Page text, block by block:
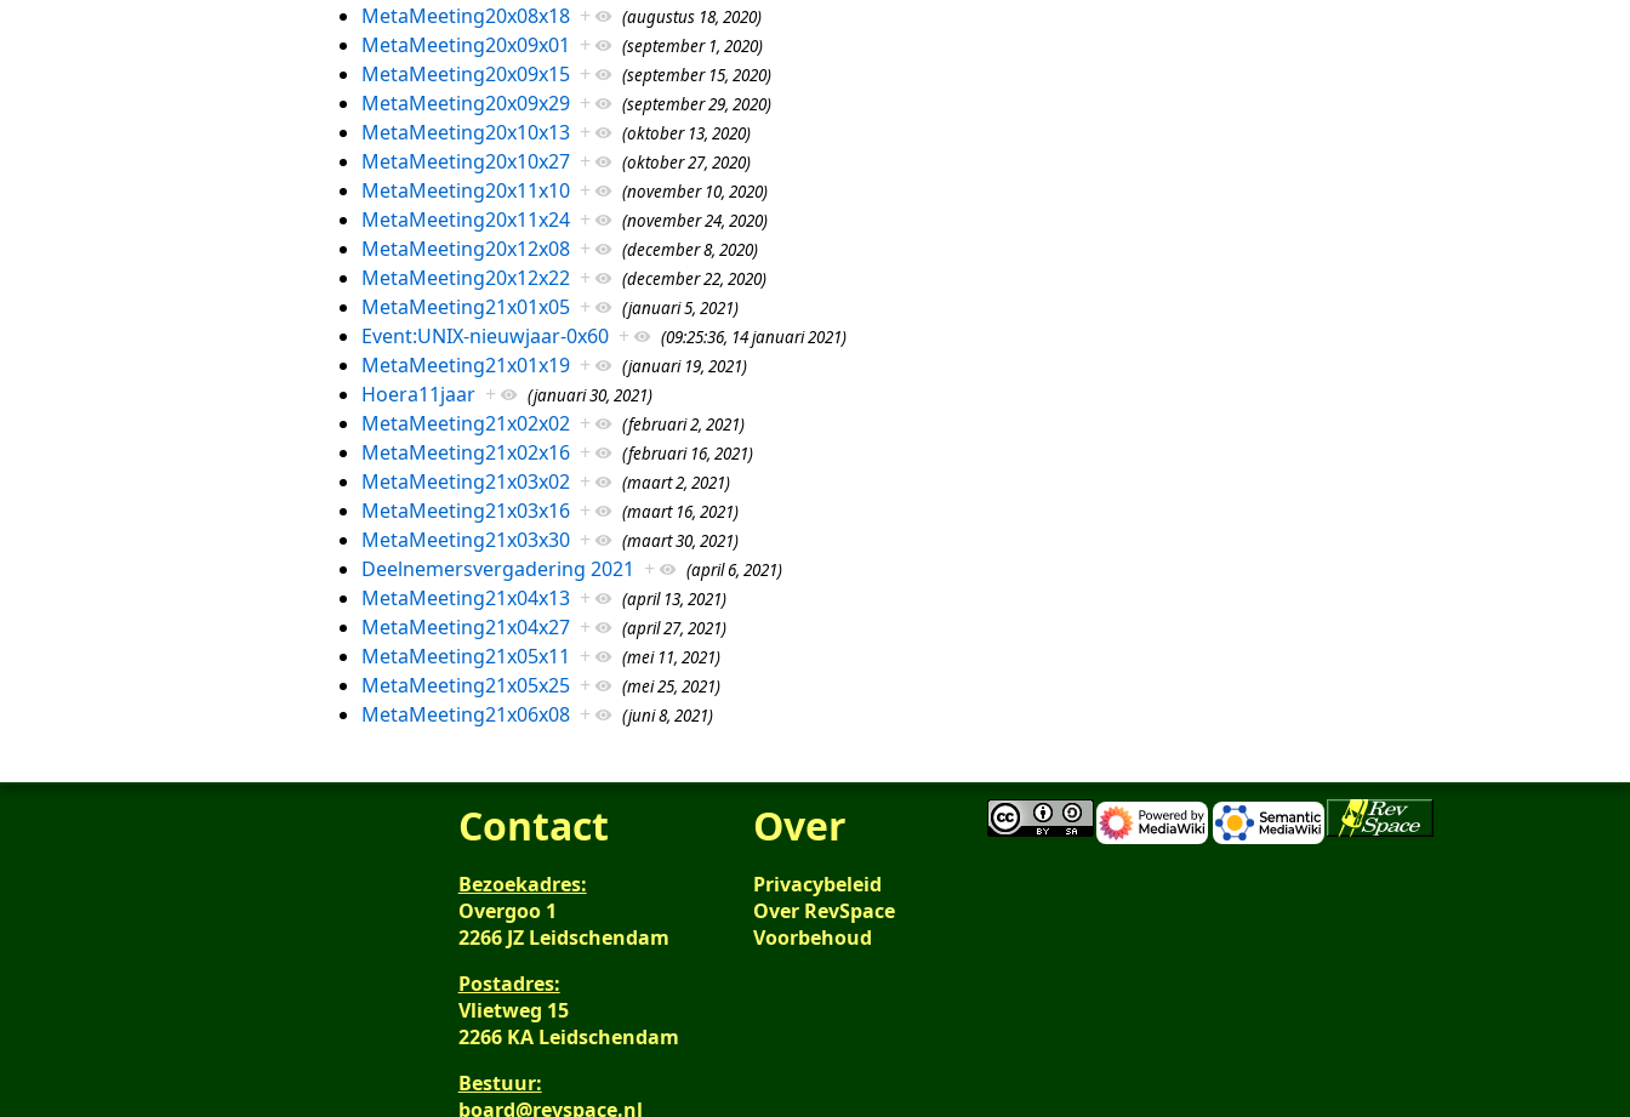
MetaMeeting20x08x18 + (augustus 18, 2020)
MetaMeeting20x09x01 + (september 1, 2020)
MetaMeeting20x09x15 + (september 15, 2020)
MetaMeeting20x09x29 + (september 29, 2020)
MetaMeeting20x10x13 + (oktober 13, 2020)
MetaMeeting20x10x27 + (oktober 27, 2020)
MetaMeeting20x11x10 + (november 10, 2020)
MetaMeeting20x11x24 + (november 24, 2020)
MetaMeeting20x12x08 + (december 8, 2020)
MetaMeeting20x12x22 + (december 22, 2020)
MetaMeeting21x01x05 + (januari 5, 2021)
Event:UNIX-nieuwjaar-0x60 + (09:25:36, 14 januari 2021)
MetaMeeting21x01x19 + (januari 19, 2021)
Hoera11jaar + (januari 30, 2021)
MetaMeeting21x02x02 + (februari 2, 2021)
MetaMeeting21x02x16 + (februari 16, 2021)
MetaMeeting21x03x02 + (maart 2, 2021)
MetaMeeting21x03x16 + (maart 16, 2021)
MetaMeeting21x03x30 + (maart 30, 2021)
Deelnemersvergadering 2021 + (april 6, 2021)
MetaMeeting21x04x13 + (april 13, 2021)
MetaMeeting21x04x27 + (april 27, 2021)
MetaMeeting21x05x11 + (mei 11, 2021)
MetaMeeting21x05x25 + (mei 25, 2021)
MetaMeeting21x06x08 + (juni 8, 2021)
Contact
Bezoekadres:
Overgoo 1
2266 JZ Leidschendam
Postadres:
Vlietweg 15
2266 KA Leidschendam
Bestuur:
board@revspace.nl
Over
Privacybeleid
Over RevSpace
Voorbehoud